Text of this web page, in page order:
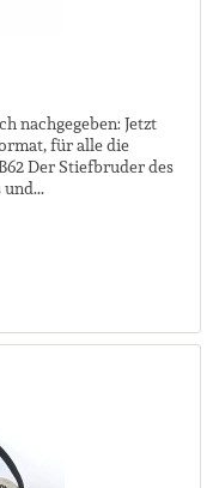
nachgegeben: Jetzt
für alle die
Der Stiefbruder des